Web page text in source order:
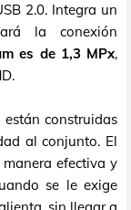
2.0. Integra un
la conexión
es de 1,3 MPx,
están construidas
al conjunto. El
efectiva y
se le exige